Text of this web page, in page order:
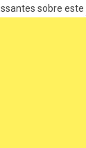
sobre este